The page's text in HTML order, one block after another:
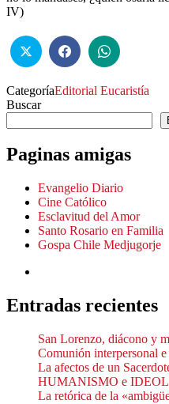
IV)
CategoríaEditorial Eucaristía
Buscar
Paginas amigas
Evangelio Diario
Cine Católico
Esclavitud del Amor
Santo Rosario en Familia
Gospa Chile Medjugorje
Entradas recientes
San Lorenzo, diácono y
Comunión interpersonal
La afectos de un
HUMANISMO e
La retórica de la